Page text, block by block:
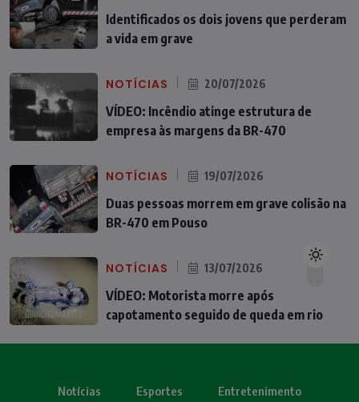
Identificados os dois jovens que perderam
a vida em grave
NOTÍCIAS 20/07/2026
VÍDEO: Incêndio atinge estrutura de
empresa às margens da BR-470
NOTÍCIAS 19/07/2026
Duas pessoas morrem em grave colisão na
BR-470 em Pouso
NOTÍCIAS 13/07/2026
VÍDEO: Motorista morre após
capotamento seguido de queda em rio
Notícias Esportes Entretenimento